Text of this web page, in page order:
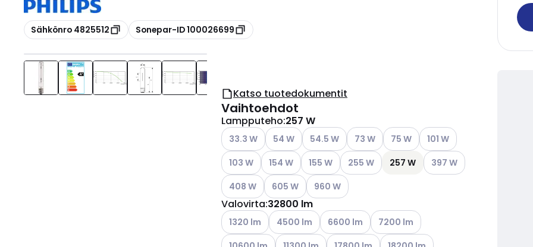
Kopioi
Sähkönro 4825512 Kopioi
Sonepar-ID 100026699
Katso tuotedokumentit
Vaihtoehdot
Lampputeho:257 W
Katso käytettävissä olevat vaihtoehdot
33.3 W Katso käytettävissä olevat vaihtoehdot
54 W Katso käytettävissä olevat vaihtoehdot
54.5 W Katso käytettävissä olevat vaihtoehdot
73 W Katso käytettävissä olevat
75 W Katso käytettävissä olevat
101 W
Katso käytettävissä olevat vaihtoehdot
103 W Katso käytettävissä olevat vaihtoehdot
154 W Katso käytettävissä olevat vaihtoehdot
155 W Katso käytettävissä olevat vaihtoehdot
255 W 257 W Katso käytettävissä
397 W
Katso käytettävissä olevat vaihtoehdot
408 W Katso käytettävissä olevat vaihtoehdot
605 W Katso käytettävissä olevat vaihtoehdot
960 W
Valovirta:32800 lm
Katso käytettävissä olevat vaihtoehdot
1320 lm Katso käytettävissä olevat vaihtoehdot
4500 lm Katso käytettävissä olevat vaihtoehdot
6600 lm Katso käytettävissä olevat vaihtoehdot
7200 lm
Katso käytettävissä olevat vaihtoehdot
Katso käytettävissä olevat vaihtoehdot
Katso käytettävissä olevat vaihtoehdot
Katso käytettävissä olevat